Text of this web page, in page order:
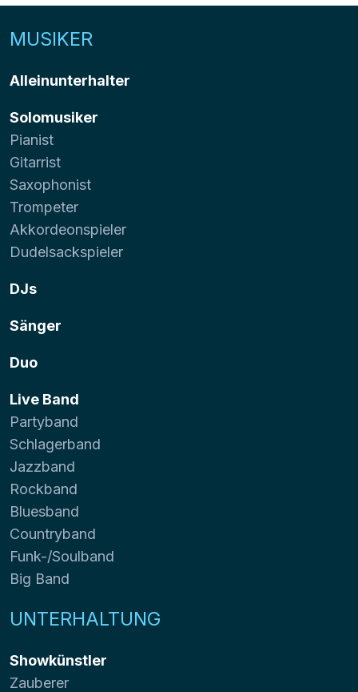
MUSIKER
Alleinunterhalter
Solomusiker
Pianist
Gitarrist
Saxophonist
Trompeter
Akkordeonspieler
Dudelsackspieler
DJs
Sänger
Duo
Live Band
Partyband
Schlagerband
Jazzband
Rockband
Bluesband
Countryband
Funk-/Soulband
Big Band
UNTERHALTUNG
Showkünstler
Zauberer